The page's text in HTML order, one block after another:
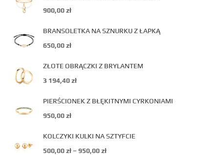
900,00zł
BRANSOLETKA NA SZNURKU Z ŁAPKĄ
650,00zł
ZŁOTE OBRĄCZKI Z BRYLANTEM
3 194,40zł
PIERŚCIONEK Z BŁĘKITNYMI CYRKONIAMI
950,00zł
KOLCZYKI KULKI NA SZTYFCIE
500,00zł – 950,00zł